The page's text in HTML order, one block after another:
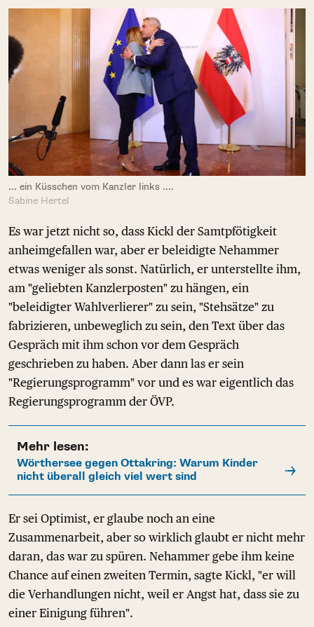
... ein Küsschen vom Kanzler links ....
Sabine Hertel
Es war jetzt nicht so, dass Kickl der Samtpfötigkeit
anheimgefallen war, aber er beleidigte Nehammer
etwas weniger als sonst. Natürlich, er unterstellte ihm,
am "geliebten Kanzlerposten" zu hängen, ein
"beleidigter Wahlverlierer" zu sein, "Stehsätze" zu
fabrizieren, unbeweglich zu sein, den Text über das
Gespräch mit ihm schon vor dem Gespräch
geschrieben zu haben. Aber dann las er sein
"Regierungsprogramm" vor und es war eigentlich das
Regierungsprogramm der ÖVP.
Mehr lesen:
Wörthersee gegen Ottakring: Warum Kinder
nicht überall gleich viel wert sind
Er sei Optimist, er glaube noch an eine
Zusammenarbeit, aber so wirklich glaubt er nicht mehr
daran, das war zu spüren. Nehammer gebe ihm keine
Chance auf einen zweiten Termin, sagte Kickl, "er will
die Verhandlungen nicht, weil er Angst hat, dass sie zu
einer Einigung führen".